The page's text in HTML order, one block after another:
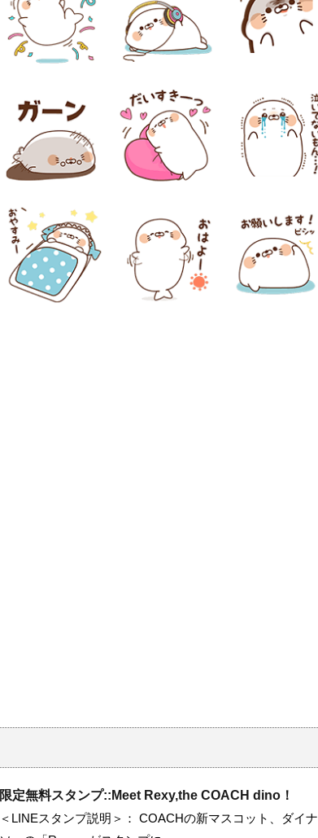
限定無料スタンプ::Meet Rexy,the COACH dino！
＜LINEスタンプ説明＞： COACHの新マスコット、ダイナ